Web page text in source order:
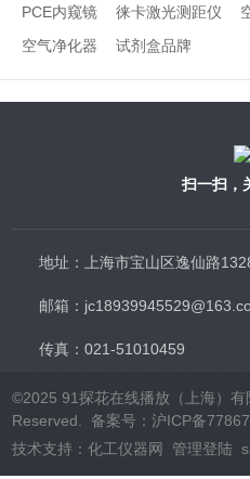
PCE内窥镜
徕卡激光测距仪
空气净化器
试剂盒品牌
扫一扫
地址：上海市宝山区逸仙路
邮箱：
传真：021-51010459
©2025 91探花在线播放（上海）
Reserved. 备案号：沪ICP备
技术支持：化工仪器网 管理登陆